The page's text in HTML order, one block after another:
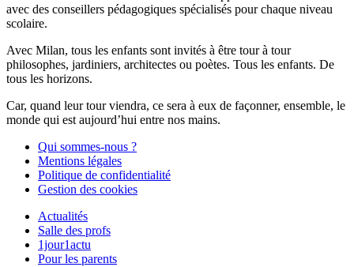
avec des conseillers pédagogiques spécialisés pour chaque niveau
scolaire.
Avec Milan, tous les enfants sont invités à être tour à tour
philosophes, jardiniers, architectes ou poètes. Tous les enfants. De
tous les horizons.
Car, quand leur tour viendra, ce sera à eux de façonner, ensemble, le
monde qui est aujourd’hui entre nos mains.
Qui sommes-nous ?
Mentions légales
Politique de confidentialité
Gestion des cookies
Actualités
Salle des profs
1jour1actu
Pour les parents